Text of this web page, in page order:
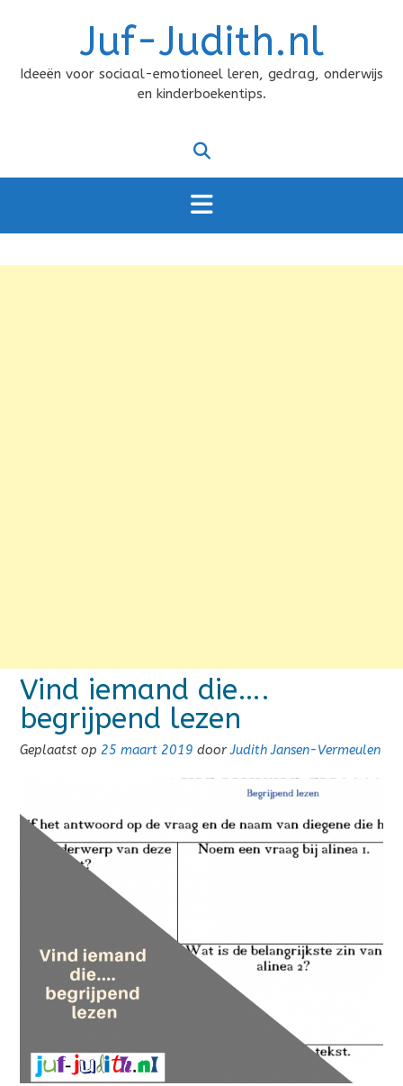
Juf-Judith.nl
Ideeën voor sociaal-emotioneel leren, gedrag, onderwijs
en kinderboekentips.
Vind iemand die….
begrijpend lezen
Geplaatst op 25 maart 2019 doorJudith Jansen-Vermeulen